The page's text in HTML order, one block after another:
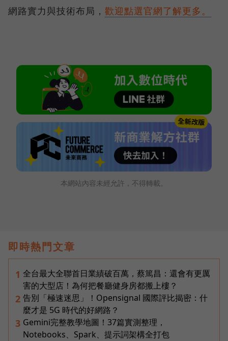
網路實力與技術布局， 歡迎點選官網了解更多。
本網站內容未經允許，不得轉載。
即時熱門文章
1 全台最大全聯首日業績破百萬，蔡篤昌：還會有更厲
害的大型店！為何把餐廳健身房都搬上樓？
2 告別「極速迷思」！Opensignal 國際評比揭密：什
麼才是 5G 時代的好網路？
3 Gemini完整教學地圖！37篇實測整理，
Notebooks、Spark、提示詞架構全打包